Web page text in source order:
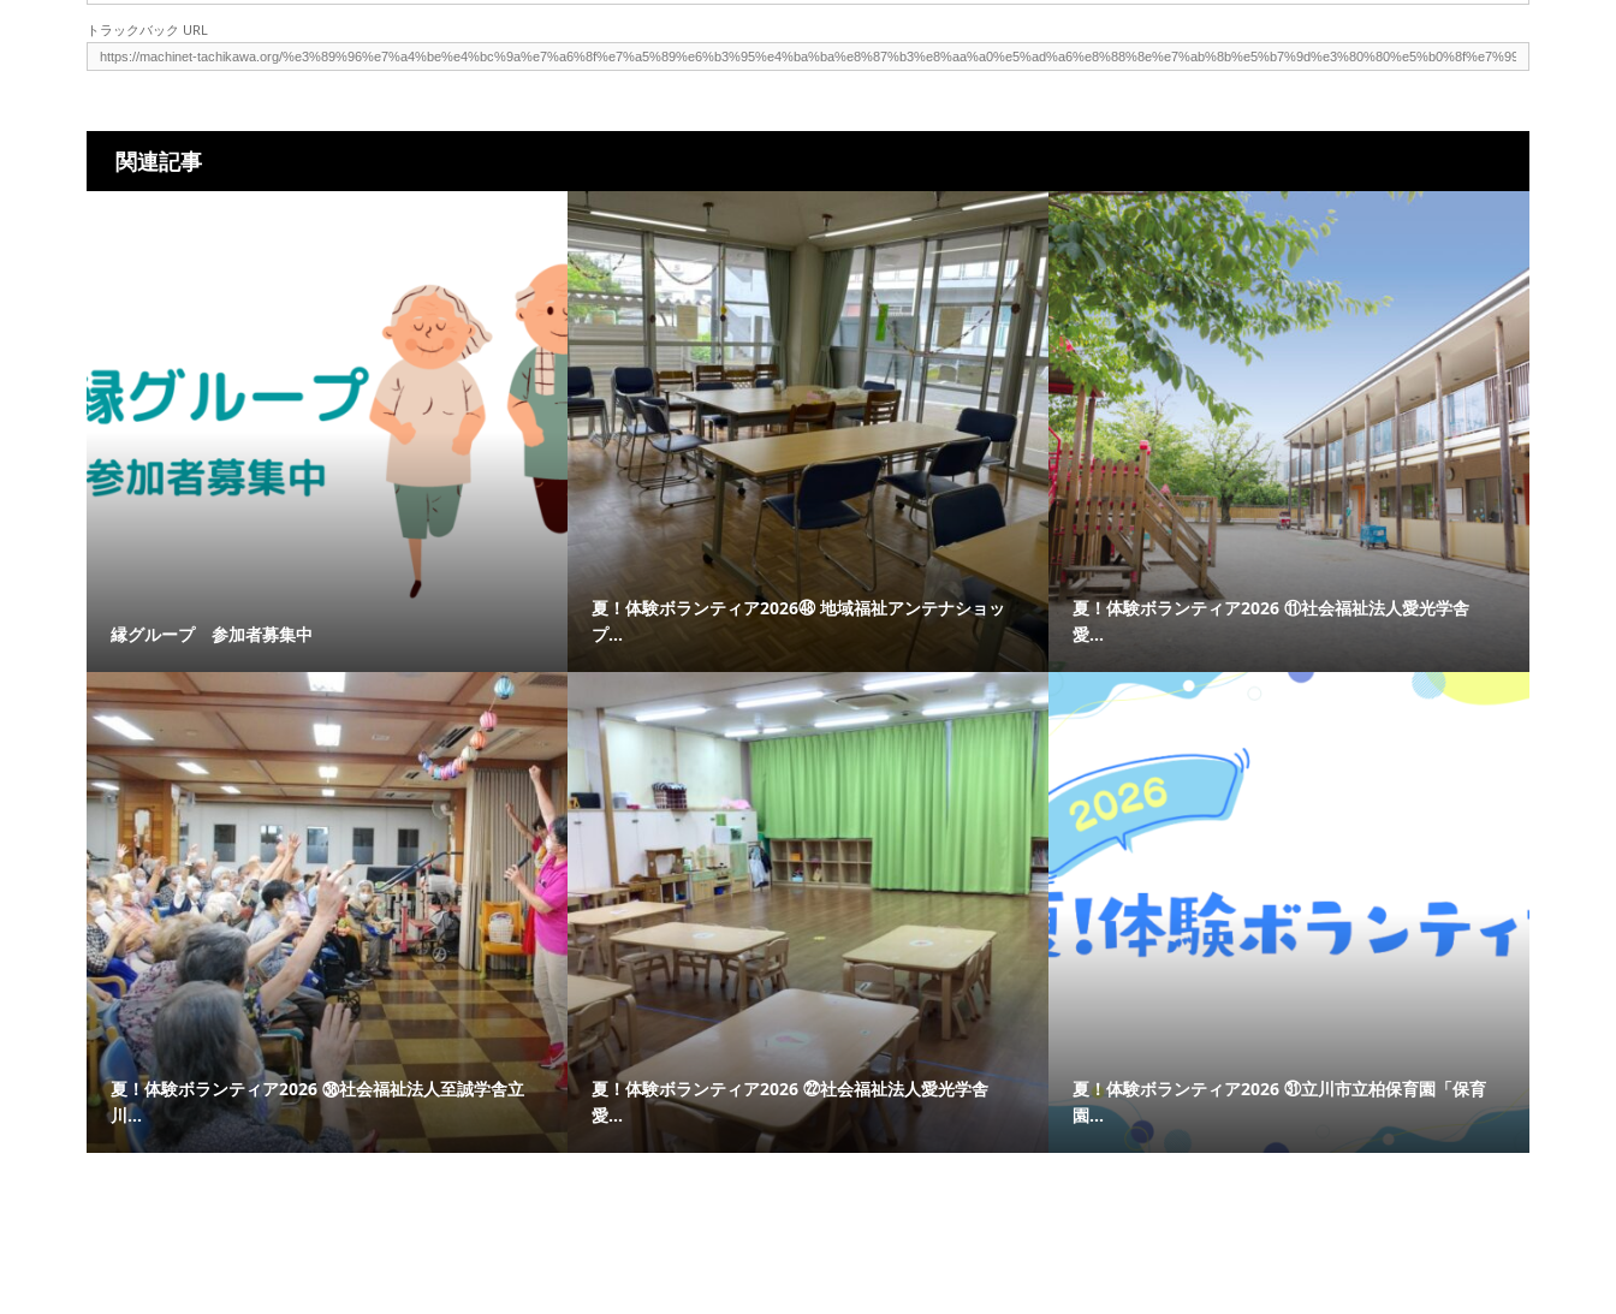
トラックバック URL
関連記事
縁グループ 参加者募集中
夏！体験ボランティア2026㊽ 地域福祉アンテナショッ
プ...
夏！体験ボランティア2026 ⑪社会福祉法人愛光学舎
愛...
夏！体験ボランティア2026 ㊳社会福祉法人至誠学舎立
川...
夏！体験ボランティア2026 ㉒社会福祉法人愛光学舎
愛...
夏！体験ボランティア2026 ㉛立川市立柏保育園「保育
園...